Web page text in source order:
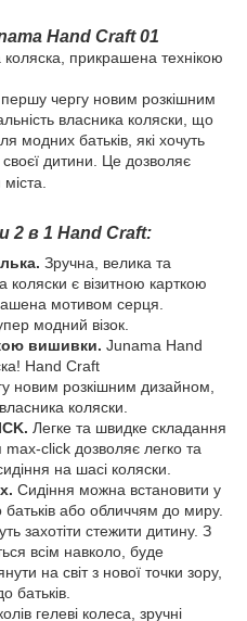
Hand Craft 01
прикрашена технікою
чергу новим розкішним
власника коляски, що
модних батьків, які хочуть
дитини. Це дозволяє
2 в 1 Hand Craft:
Зручна, велика та
є візитною карткою
мотивом серця.
модний візок.
вишивки. Junama Hand
Hand Craft
новим розкішним дизайном,
коляски.
Легке та швидке складання
max-click дозволяє легко та
на шасі коляски.
Сидіння можна встановити у
або обличчям до миру.
захотіти стежити дитину. З
всім навколо, буде
на світ з нової точки зору,
батьків.
гелеві колеса, зручні